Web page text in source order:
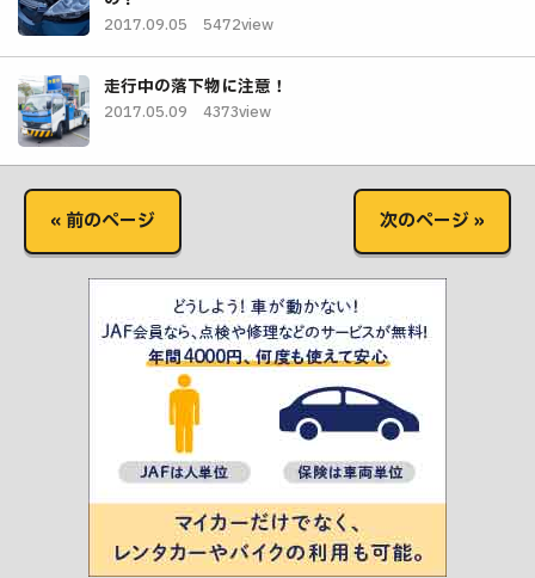
2017.09.05 5472view
走行中の落下物に注意！
2017.05.09 4373view
« 前のページ 次のページ »